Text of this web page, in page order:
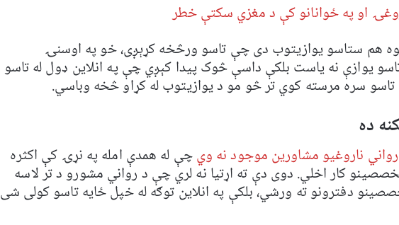
او په ځوانانو کې د مغزي سکتې خطر
هم ستاسو یوازیتوب دی چې تاسو ورڅخه کړېږی، خو په اوسنۍ
یوازې نه یاست بلکې داسې څوک پیدا کېږي چې په انلاین ډول له تاسو
سره مرسته کوي تر څو مو د یوازیتوب له کړاو څخه وباسي.
ده
رواني ناروغیو مشاورین موجود نه ويچې له همدې امله په نړۍ کې اکثره
کار اخلي. دوی دې ته اړتیا نه لري چې د رواني مشورو د تر لاسه
دفترونو ته ورشي، بلکې په انلاین توګه له خپل ځایه تاسو کولی شی